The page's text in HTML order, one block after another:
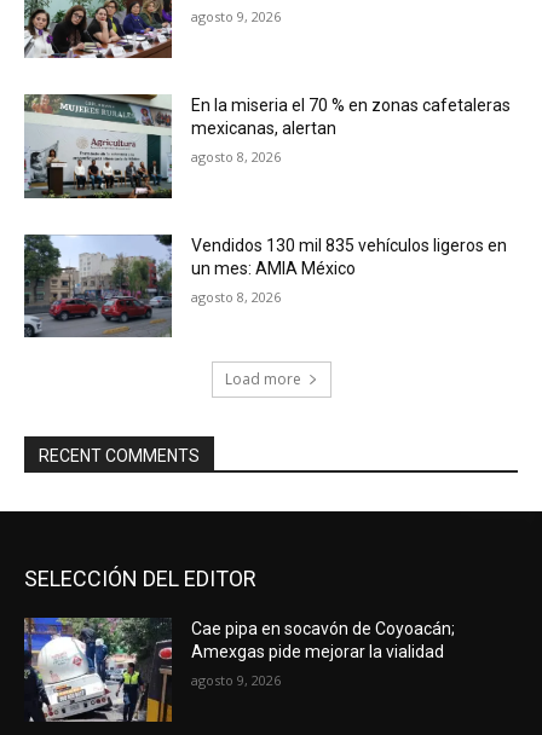
agosto 9, 2026
En la miseria el 70 % en zonas cafetaleras
mexicanas, alertan
agosto 8, 2026
Vendidos 130 mil 835 vehículos ligeros en
un mes: AMIA México
agosto 8, 2026
Load more
RECENT COMMENTS
SELECCIÓN DEL EDITOR
Cae pipa en socavón de Coyoacán;
Amexgas pide mejorar la vialidad
agosto 9, 2026